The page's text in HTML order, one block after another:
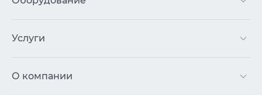
Услуги
О компании